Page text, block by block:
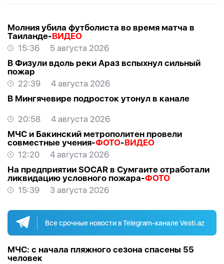
Молния убила футболиста во время матча в
Таиланде-ВИДЕО
15:36
5 августа 2026
В Физули вдоль реки Араз вспыхнул сильный
пожар
22:39
4 августа 2026
В Мингячевире подросток утонул в канале
20:58
4 августа 2026
МЧС и Бакинский метрополитен провели
совместные учения-ФОТО-ВИДЕО
12:20
4 августа 2026
На предприятии SOCAR в Сумгаите отработали
ликвидацию условного пожара-ФОТО
15:39
3 августа 2026
Все срочные новости в Telegram-канале Vesti.az
МЧС: с начала пляжного сезона спасены 55
человек